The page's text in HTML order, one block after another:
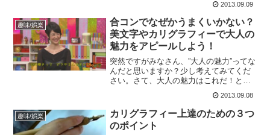
晴らしさを実感しにくいです。しかし、
実際に自分でカリグラフィーを書くため
にはカリグラフィー教室の...
2013.09.09
趣味/娯楽
合コンでなぜかうまくいかない？
美文字やカリグラフィーで大人の
魅力をアピールしよう！
突然ですがみなさん、”大人の魅力”ってな
んだと思いますか？少し考えてみてくだ
さい。さて、大人の魅力はこれだ！と言
なので、大人の女性の魅力について考え
てみました。例えば、上品な雰囲気、知
的な会話や仕草、立ち...
2013.09.08
趣味/娯楽
カリグラフィー上達のための３つ
のポイント